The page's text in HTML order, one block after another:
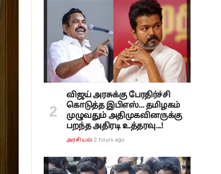
விஜய் அரசுக்கு பேரதிர்ச்சி
கொடுத்த இபிஎஸ்... தமிழகம்
முழுவதும் அதிமுகவினருக்கு
பறந்த அதிரடி உத்தரவு...!
அரசியல் 2 hours ago